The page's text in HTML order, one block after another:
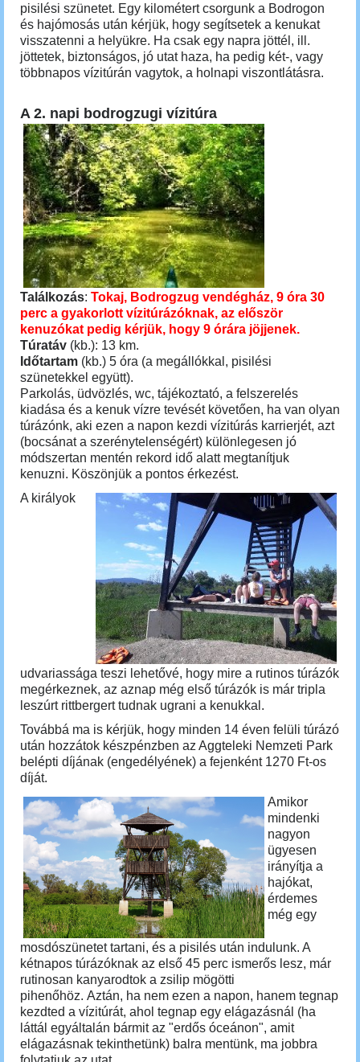
pisilési szünetet. Egy kilométert csorgunk a Bodrogon
és hajómosás után kérjük, hogy segítsetek a kenukat
visszatenni a helyükre. Ha csak egy napra jöttél, ill.
jöttetek, biztonságos, jó utat haza, ha pedig két-, vagy
többnapos vízitúrán vagytok, a holnapi viszontlátásra.
A 2. napi bodrogzugi vízitúra
Találkozás: Tokaj, Bodrogzug vendégház, 9 óra 30
perc a gyakorlott vízitúrázóknak, az először
kenuzókat pedig kérjük, hogy 9 órára jöjjenek.
Túratáv (kb.): 13 km.
Időtartam (kb.) 5 óra (a megállókkal, pisilési
szünetekkel együtt).
Parkolás, üdvözlés, wc, tájékoztató, a felszerelés
kiadása és a kenuk vízre tevését követően, ha van olyan
túrázónk, aki ezen a napon kezdi vízitúrás karrierjét, azt
(bocsánat a szerénytelenségért) különlegesen jó
módszertan mentén rekord idő alatt megtanítjuk
kenuzni. Köszönjük a pontos érkezést.
A királyok
udvariassága teszi lehetővé, hogy mire a rutinos túrázók
megérkeznek, az aznap még első túrázók is már tripla
leszúrt rittbergert tudnak ugrani a kenukkal.
Továbbá ma is kérjük, hogy minden 14 éven felüli túrázó
után hozzátok készpénzben az Aggteleki Nemzeti Park
belépti díjának (engedélyének) a fejenként 1270 Ft-os
díját.
Amikor
mindenki
nagyon
ügyesen
irányítja a
hajókat,
érdemes
még egy
mosdószünetet tartani, és a pisilés után indulunk. A
kétnapos túrázóknak az első 45 perc ismerős lesz, már
rutinosan kanyarodtok a zsilip mögötti
pihenőhöz. Aztán, ha nem ezen a napon, hanem tegnap
kezdted a vízitúrát, ahol tegnap egy elágazásnál (ha
láttál egyáltalán bármit az "erdős óceánon", amit
elágazásnak tekinthetünk) balra mentünk, ma jobbra